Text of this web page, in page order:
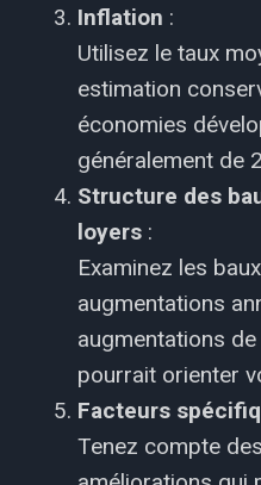
Inflation :
Utilisez le taux
estimation
économies
généralement de 2
Structure des
loyers :
Examinez les
augmentations
augmentations
pourrait orienter
Facteurs
Tenez compte